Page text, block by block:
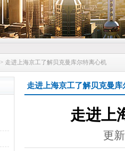
> 走进上海京工了解贝克曼库尔特离心机
走进上海京工了解贝克曼库
走进上
更